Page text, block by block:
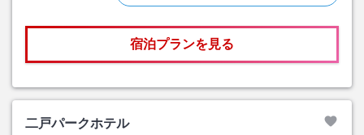
宿泊プランを見る
二戸パークホテル